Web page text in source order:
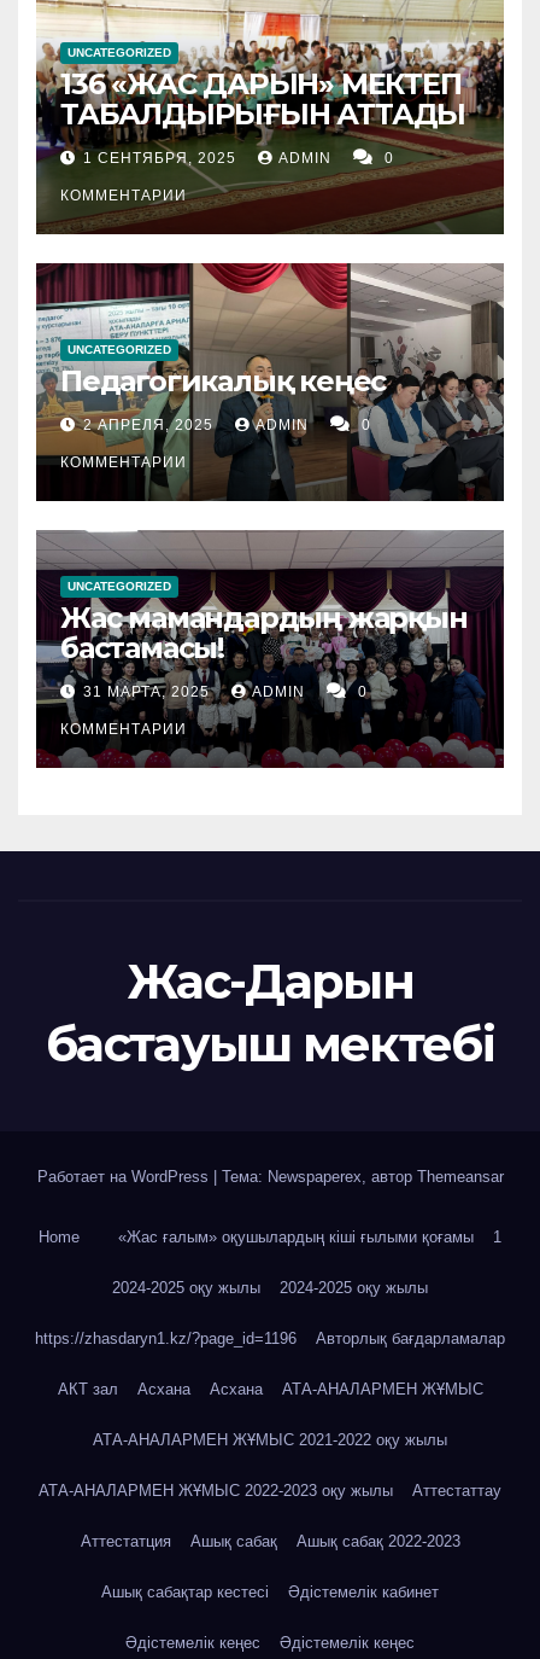
UNCATEGORIZED
136 «ЖАС ДАРЫН» МЕКТЕП
ТАБАЛДЫРЫҒЫН АТТАДЫ
1 СЕНТЯБРЯ, 2025 ADMIN 0
КОММЕНТАРИИ
UNCATEGORIZED
Педагогикалық кеңес
2 АПРЕЛЯ, 2025 ADMIN 0
КОММЕНТАРИИ
UNCATEGORIZED
Жас мамандардың жарқын
бастамасы!
31 МАРТА, 2025 ADMIN 0
КОММЕНТАРИИ
Жас-Дарын
бастауыш мектебі
Работает на WordPress Тема: Newspaperex, автор Themeansar
Home «Жас ғалым» оқушылардың кіші ғылыми қоғамы 1
2024-2025 оқу жылы 2024-2025 оқу жылы
https://zhasdaryn1.kz/?page_id=1196 Авторлық бағдарламалар
АКТ зал Асхана Асхана АТА-АНАЛАРМЕН ЖҰМЫС
АТА-АНАЛАРМЕН ЖҰМЫС 2021-2022 оқу жылы
АТА-АНАЛАРМЕН ЖҰМЫС 2022-2023 оқу жылы Аттестаттау
Аттестатция Ашық сабақ Ашық сабақ 2022-2023
Ашық сабақтар кестесі Әдістемелік кабинет
Әдістемелік кеңес Әдістемелік кеңес